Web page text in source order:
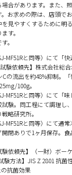
合があります。また、
お求めの際は、店頭で
見やすくするために明
す。
。
MF51Rと同等）にて「
験依頼先】株式会社総合
の流出を約48%抑制。「
100g。
MF51Rと同等）にて「
験。同工程にて調理し
略研究所。
MF51Rと同等）にて通
閉ありで1ヶ月保存。
依頼先】（一財）ボー
験方法】JIS Z 2801 抗
抗菌効果